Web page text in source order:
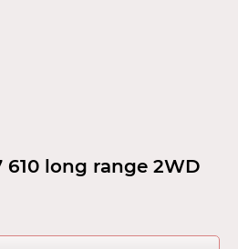
610 long range 2WD